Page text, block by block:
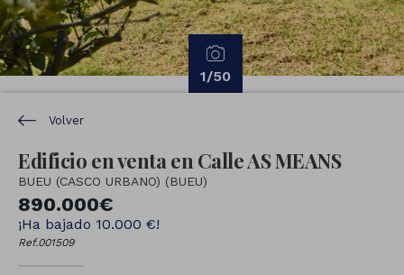
1/50
Volver
Edificio en venta en Calle AS MEANS
BUEU (CASCO URBANO) (BUEU)
890.000€
¡Ha bajado 10.000 €!
Ref.001509